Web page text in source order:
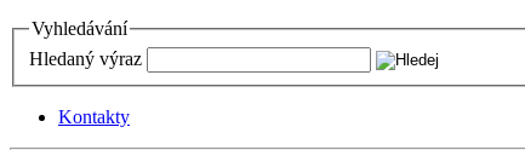
Vyhledávání
Hledaný výraz
Kontakty